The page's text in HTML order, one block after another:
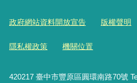
政府網站資料開放宣告 版權聲明
隱私權政策 機關位置
420217 臺中市豐原區圓環南路70號